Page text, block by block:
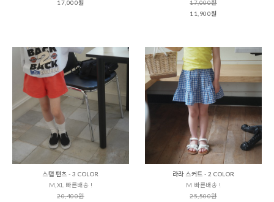
17,000원
17,000원
11,900원
스탭 팬츠 - 3 COLOR
M,XL 빠른배송 !
20,400원
라라 스커트 - 2 COLOR
M 빠른배송 !
25,500원